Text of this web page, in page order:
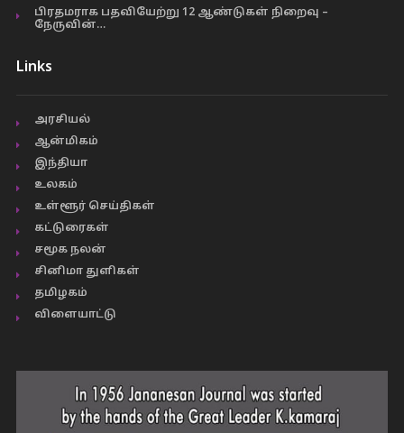
பிரதமராக பதவியேற்று 12 ஆண்டுகள் நிறைவு –
நேருவின்…
Links
அரசியல்
ஆன்மிகம்
இந்தியா
உலகம்
உள்ளூர் செய்திகள்
கட்டுரைகள்
சமூக நலன்
சினிமா துளிகள்
தமிழகம்
விளையாட்டு